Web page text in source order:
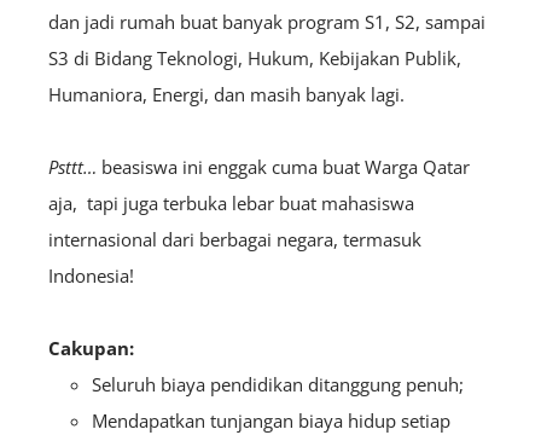
dan jadi rumah buat banyak program S1, S2, sampai
S3 di Bidang Teknologi, Hukum, Kebijakan Publik,
Humaniora, Energi, dan masih banyak lagi.
Psttt… beasiswa ini enggak cuma buat Warga Qatar
aja, tapi juga terbuka lebar buat mahasiswa
internasional dari berbagai negara, termasuk
Indonesia!
Cakupan:
Seluruh biaya pendidikan ditanggung penuh;
Mendapatkan tunjangan biaya hidup setiap